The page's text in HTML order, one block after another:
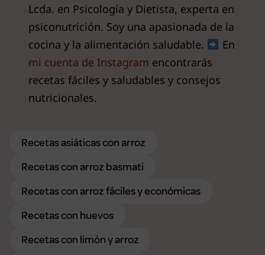
Lcda. en Psicología y Dietista, experta en
psiconutrición. Soy una apasionada de la
cocina y la alimentación saludable.
En
mi cuenta de Instagram encontrarás
recetas fáciles y saludables y consejos
nutricionales.
Recetas asiáticas con arroz
Recetas con arroz basmati
Recetas con arroz fáciles y económicas
Recetas con huevos
Recetas con limón y arroz